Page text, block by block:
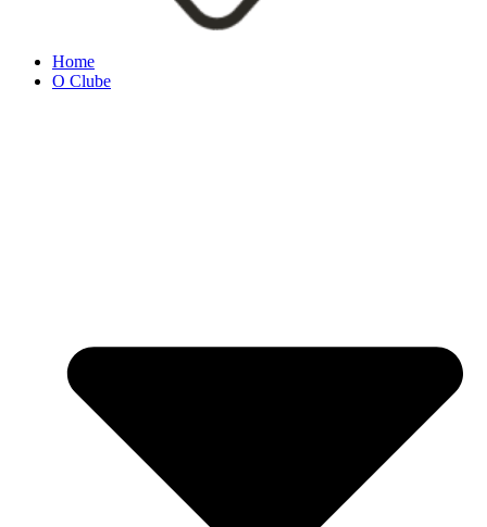
Home
O Clube